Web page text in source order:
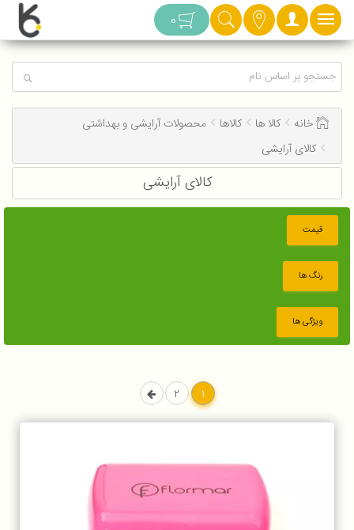
دسته بندی 0
خانه کالا ها کالاها
محصولات آرایشی و بهداشتی
کالای آرایشی
کالای آرایشی
قیمت
رنگ ها
ویژگی ها
2